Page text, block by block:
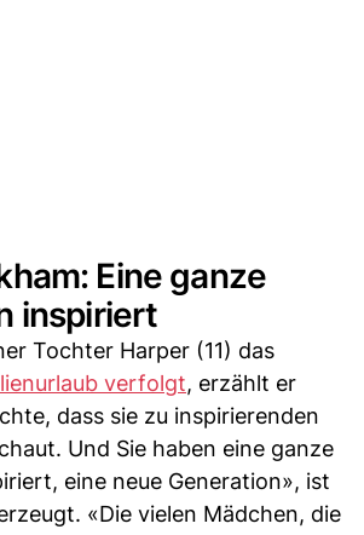
Eine ganze
inspiriert
Tochter Harper (11) das
verfolgt, erzählt er
dass sie zu inspirierenden
Und Sie haben eine ganze
eine neue Generation», ist
«Die vielen Mädchen, die